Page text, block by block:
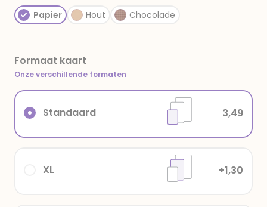
Papier Hout Chocolade
Formaat kaart
Onze verschillende formaten
XL +1,30
Standaard 3,49